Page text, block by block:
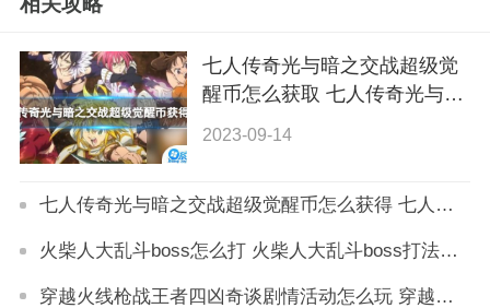
七人传奇光与暗之交战超级觉
醒币怎么获取 七人传奇光与暗
之交战超级觉醒币获取攻略
2023-09-14
七人传奇光与暗之交战超级觉醒币怎么获得 七人传奇光与暗之交战超级觉醒币有什么用
火柴人大乱斗boss怎么打 火柴人大乱斗boss打法技巧
穿越火线枪战王者四凶奇谈剧情活动怎么玩 穿越火线枪战王者四凶奇谈剧情活动介绍